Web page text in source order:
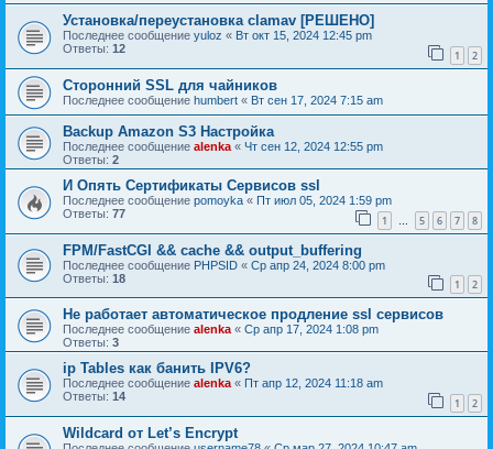
Установка/переустановка clamav [РЕШЕНО]
Последнее сообщение yuloz « Вт окт 15, 2024 12:45 pm
Ответы: 12 1 2
Сторонний SSL для чайников
Последнее сообщение humbert « Вт сен 17, 2024 7:15 am
Backup Amazon S3 Настройка
Последнее сообщение alenka « Чт сен 12, 2024 12:55 pm
Ответы: 2
И Опять Сертификаты Сервисов ssl
Последнее сообщение pomoyka « Пт июл 05, 2024 1:59 pm
Ответы: 77 1 … 5 6 7 8
FPM/FastCGI && cache && output_buffering
Последнее сообщение PHPSID « Ср апр 24, 2024 8:00 pm
Ответы: 18 1 2
Не работает автоматическое продление ssl сервисов
Последнее сообщение alenka« Ср апр 17, 2024 1:08 pm
Ответы: 3
ip Tables как банить IPV6?
Последнее сообщение alenka« Пт апр 12, 2024 11:18 am
Ответы: 14 1 2
Wildcard от Let’s Encrypt